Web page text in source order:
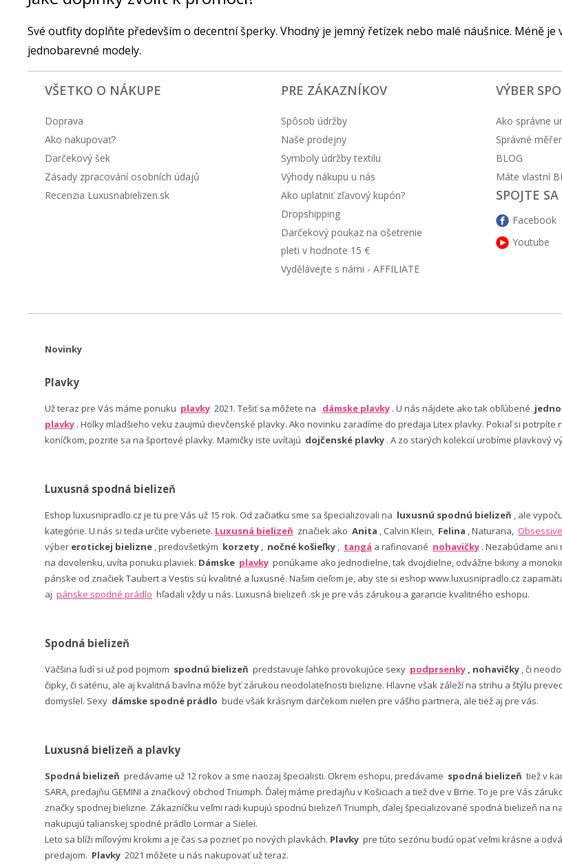
Své outfity doplňte především o decentní šperky. Vhodný je jemný řetízek nebo malé náušnice. Méně je
jednobarevné modely.
VŠETKO O NÁKUPE
Doprava
Ako nakupovať?
Darčekový šek
Zásady zpracování osobních údajů
Recenzia Luxusnabielizen.sk
PRE ZÁKAZNÍKOV
Spôsob údržby
Naše prodejny
Symboly údržby textilu
Výhody nákupu u nás
Ako uplatniť zľavový kupón?
Dropshipping
Darčekový poukaz na ošetrenie
pleti v hodnote 15 €
Vydělávejte s námi - AFFILIATE
VÝBER
Ako správne
Správné
BLOG
Máte vlastní
SPOJTE
Facebook
Youtube
Novinky
Plavky
Už teraz pre Vás máme ponuku plavky 2021. Tešiť sa môžete na dámske plavky . U nás nájdete ako tak obľúbené
plavky . Holky mladšieho veku zaujmú dievčenské plavky. Ako novinku zaradíme do predaja Litex plavky. Pokiaľ si potrpíte
koníčkom, pozrite sa na športové plavky. Mamičky iste uvítajú dojčenské plavky . A zo starých kolekcií urobíme plavkový
Luxusná spodná bielizeň
Eshop luxusnipradlo.cz je tu pre Vás už 15 rok. Od začiatku sme sa špecializovali na luxusnú spodnú bielizeň , ale
kategórie. U nás si teda určite vyberiete. Luxusná bielizeň značiek ako Anita , Calvin Klein, Felina , Naturana, Obsessive
výber erotickej bielizne , predovšetkým korzety , nočné košieľky , tangá a rafinované nohavičky . Nezabúdame ani
na dovolenku, uvíta ponuku plaviek. Dámske plavky ponúkame ako jednodielne, tak dvojdielne, odvážne bikiny a
pánske od značiek Taubert a Vestis sú kvalitné a luxusné. Našim cieľom je, aby ste si eshop www.luxusnipradlo.cz
aj pánske spodné prádlo hľadali vždy u nás. Luxusná bielizeň .sk je pre vás zárukou a garancie kvalitného eshopu.
Spodná bielizeň
Väčšina ľudí si už pod pojmom spodnú bielizeň predstavuje ľahko provokujúce sexy podprsenky , nohavičky , či
čipky, či saténu, ale aj kvalitná bavlna môže byť zárukou neodolateľnosti bielizne. Hlavne však záleží na strihu a štýlu
domyslel. Sexy dámske spodné prádlo bude však krásnym darčekom nielen pre vášho partnera, ale tiež aj pre vás.
Luxusná bielizeň a plavky
Spodná bielizeň predávame už 12 rokov a sme naozaj špecialisti. Okrem eshopu, predávame spodná bielizeň tiež v
SARA, predajňu GEMINI a značkový obchod Triumph. Ďalej máme predajňu v Košiciach a tiež dve v Brne. To je pre Vás
značky spodnej bielizne. Zákazníčku veľmi radi kupujú spodnú bielizeň Triumph, ďalej špecializované spodná bielizeň na
nakupujú talianskej spodné prádlo Lormar a Sielei.
Leto sa blíži míľovými krokmi a je čas sa pozrieť po nových plavkách. Plavky pre túto sezónu budú opäť veľmi krásne a
predajom. Plavky 2021 môžete u nás nakupovať už teraz.